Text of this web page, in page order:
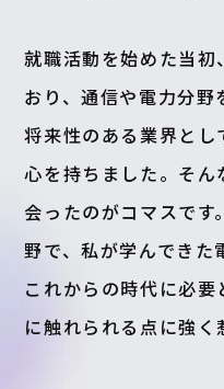
就職活動を始めた当
おり、通信や電力分野
将来性のある業界と
心を持ちました。そ
会ったのがコマスで
野で、私が学んできた
これからの時代に必
に触れられる点に強く